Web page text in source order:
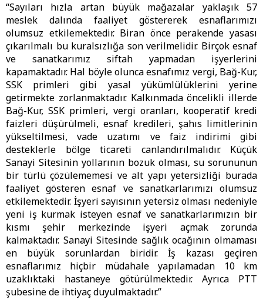
“Sayıları hızla artan büyük mağazalar yaklaşık 57
meslek dalında faaliyet göstererek esnaflarımızı
olumsuz etkilemektedir. Biran önce perakende yasası
çıkarılmalı bu kuralsızlığa son verilmelidir. Birçok esnaf
ve sanatkarımız siftah yapmadan işyerlerini
kapamaktadır. Hal böyle olunca esnafımız vergi, Bağ-Kur,
SSK primleri gibi yasal yükümlülüklerini yerine
getirmekte zorlanmaktadır. Kalkınmada öncelikli illerde
Bağ-Kur, SSK primleri, vergi oranları, kooperatif kredi
faizleri düşürülmeli, esnaf kredileri, şahıs limitlerinin
yükseltilmesi, vade uzatımı ve faiz indirimi gibi
desteklerle bölge ticareti canlandırılmalıdır. Küçük
Sanayi Sitesinin yollarının bozuk olması, su sorununun
bir türlü çözülememesi ve alt yapı yetersizliği burada
faaliyet gösteren esnaf ve sanatkarlarımızı olumsuz
etkilemektedir. İşyeri sayısının yetersiz olması nedeniyle
yeni iş kurmak isteyen esnaf ve sanatkarlarımızın bir
kısmı şehir merkezinde işyeri açmak zorunda
kalmaktadır. Sanayi Sitesinde sağlık ocağının olmaması
en büyük sorunlardan biridir. İş kazası geçiren
esnaflarımız hiçbir müdahale yapılamadan 10 km
uzaklıktaki hastaneye götürülmektedir. Ayrıca PTT
şubesine de ihtiyaç duyulmaktadır.”